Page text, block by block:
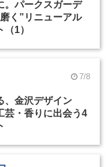
。パークスガーデ
く”リニューアル
1）
7/8
、金沢デザイン
芸・香りに出会う4